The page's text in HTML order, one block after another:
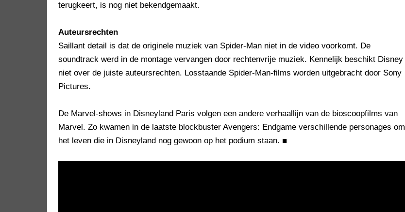
terugkeert, is nog niet bekendgemaakt.
Auteursrechten
Saillant detail is dat de originele muziek van Spider-Man niet in de video voorkomt. De
soundtrack werd in de montage vervangen door rechtenvrije muziek. Kennelijk beschikt Disney
niet over de juiste auteursrechten. Losstaande Spider-Man-films worden uitgebracht door Sony
Pictures.
De Marvel-shows in Disneyland Paris volgen een andere verhaallijn van de bioscoopfilms van
Marvel. Zo kwamen in de laatste blockbuster Avengers: Endgame verschillende personages om
het leven die in Disneyland nog gewoon op het podium staan. ■